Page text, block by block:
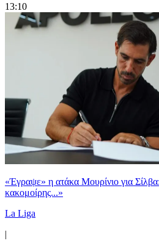
13:10
«Έγραψε» η ατάκα Μουρίνιο για
κακομοίρης...»
La Liga
|